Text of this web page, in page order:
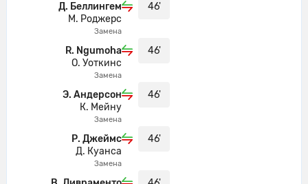
Финн Сурман успешно блокирует
удар.
Англия совершает вбрасывание на
половине поля противника
Контроль мяча: Англия: 79%, Новая
Зеландия: 21%.
Мэттью Гарбетт из команды Новая
Зеландия заходит слишком далеко,
он валит Джед Спенс.
46'
Д. Беллингем
М. Роджерс
Замена
46'
R. Ngumoha
О. Уоткинс
Замена
46'
Э. Андерсон
К. Мейну
Замена
46'
Р. Джеймс
Д. Куанса
Замена